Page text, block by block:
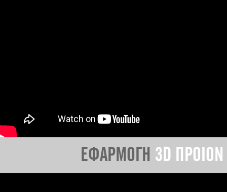
ΕΦΑΡΜΟΓΗ 3D ΠΡΟΙΟΝ